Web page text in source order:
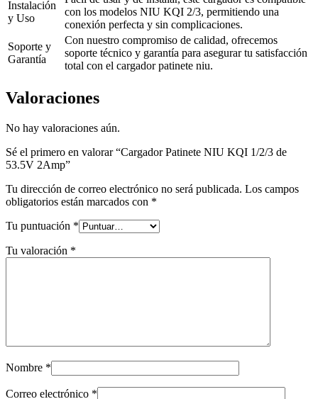
Instalación
y Uso
con los modelos NIU KQI 2/3, permitiendo una
conexión perfecta y sin complicaciones.
Soporte y
Garantía
Con nuestro compromiso de calidad, ofrecemos
soporte técnico y garantía para asegurar tu satisfacción
total con el cargador patinete niu.
Valoraciones
No hay valoraciones aún.
Sé el primero en valorar “Cargador Patinete NIU KQI 1/2/3 de
53.5V 2Amp”
Tu dirección de correo electrónico no será publicada. Los campos
obligatorios están marcados con *
Tu puntuación *
Tu valoración *
Nombre *
Correo electrónico *